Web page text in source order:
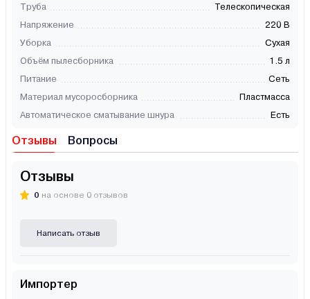
Труба
Телескопическая
Напряжение
220 В
Уборка
Сухая
Объём пылесборника
1.5 л
Питание
Сеть
Материал мусоросборника
Пластмасса
Автоматическое сматывание шнура
Есть
Отзывы Вопросы
Отзывы
0 на основе 0 отзывов
Написать отзыв
Импортер